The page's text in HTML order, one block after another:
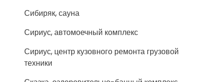
Сибиряк, сауна
Сириус, автомоечный комплекс
Сириус, центр кузовного ремонта грузовой
техники